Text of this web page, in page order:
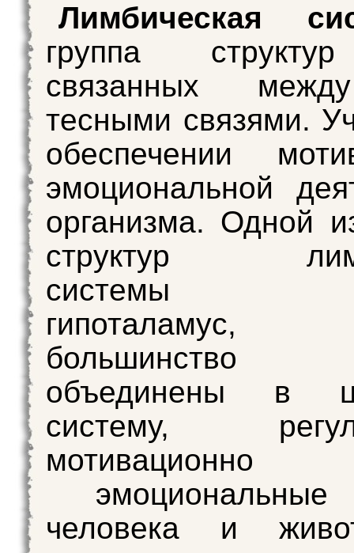
Лимбическая
группа
связанных
тесными связями.
обеспечении
эмоциональной
организма. Одной
структур
системы
гипоталамус,
большинство
объединены в
систему,
эмоциональные
человека и